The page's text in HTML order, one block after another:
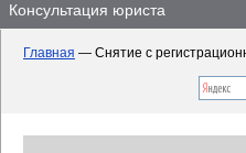
Консультация юриста
Главная — Снятие с